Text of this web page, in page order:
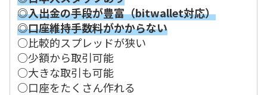
◎入出金の手段が豊富（bitwallet対応）
◎口座維持手数料がかからない
○比較的スプレッドが狭い
○少額から取引可能
○大きな取引も可能
○口座をたくさん作れる